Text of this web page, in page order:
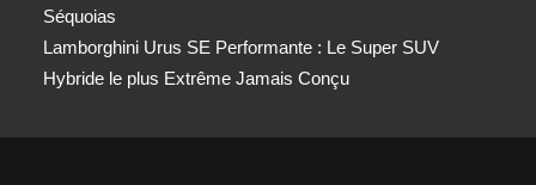
Séquoias
Lamborghini Urus SE Performante : Le Super SUV
Hybride le plus Extrême Jamais Conçu